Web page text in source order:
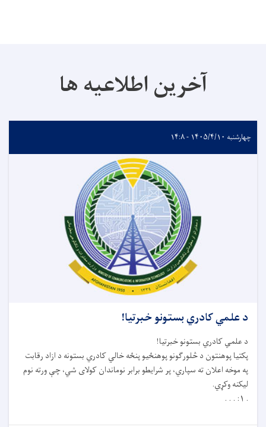
آخرین اطلاعیه ها
چهارشنبه ۱۴۰۵/۴/۱۰ - ۱۴:۸
د علمي کادري بستونو خبرتیا!
د علمي کادري بستونو خبرتیا!
پکتیا پوهنتون د څلورګونو پوهنځیو پنځه خالي کادري بستونه د ازاد رقابت
په موخه اعلان ته سپاري، پر شرایطو برابر نوماندان کولای شي، چې ورته نوم
لیکنه وکړي.
. ۱: . . .